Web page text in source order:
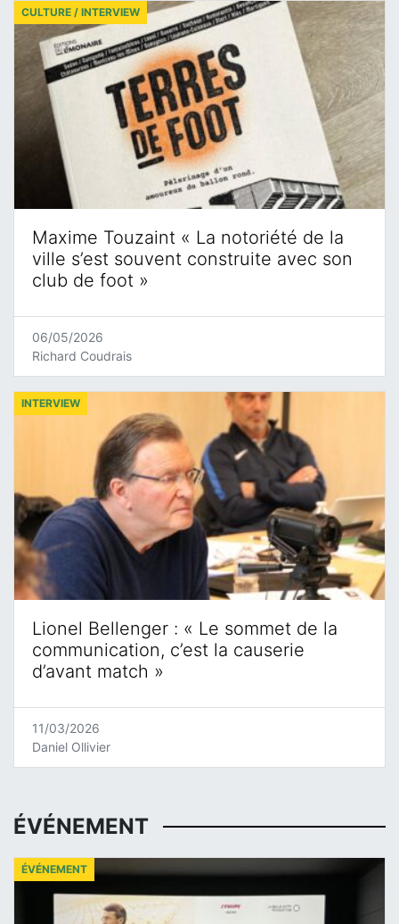
Maxime Touzaint « La notoriété de la
ville s’est souvent construite avec son
club de foot »
CULTURE / INTERVIEW
06/05/2026
Richard Coudrais
Lionel Bellenger : « Le sommet de la
communication, c’est la causerie
d’avant match »
INTERVIEW
11/03/2026
Daniel Ollivier
ÉVÉNEMENT
ÉVÉNEMENT